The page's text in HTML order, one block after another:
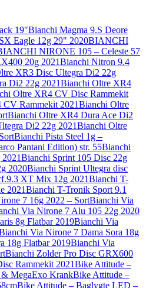
19″Bianchi Magma 9.S Deore
Eagle 12g 29" 2020BIANCHI
NIRONE 105 – Celeste 57
20g 2021Bianchi Nitron 9.4
XR3 Disc Ultegra Di2 22g
Di2 22g 2021Bianchi Oltre XR4
Oltre XR4 CV Disc Rammekit
Rammekit 2021Bianchi Oltre
Bianchi Oltre XR4 Dura Ace Di2
Di2 22g 2021Bianchi Oltre
Bianchi Pista Steel 1g –
Pantani Edition) str. 55Bianchi
Bianchi Sprint 105 Disc 22g
2020Bianchi Sprint Ultegra disc
XT Mix 12g 2021Bianchi T-
2021Bianchi T-Tronik Sport 9.1
7 16g 2022 – SortBianchi Via
Via Nirone 7 Alu 105 22g 2020
8g Flatbar 2019Bianchi Via
Via Nirone 7 Dama Sora 18g
18g Flatbar 2019Bianchi Via
Bianchi Zolder Pro Disc GRX600
Rammekit 2021Bike Attitude –
MegaExo KrankBike Attitude –
Bike Attitude – Baglygte LED –